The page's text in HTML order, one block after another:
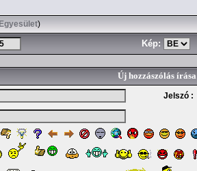
)
Kép:
Új hozzászólás írása
Jelszó :